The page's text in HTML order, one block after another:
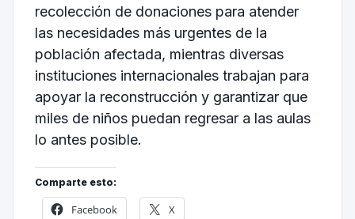
recolección de donaciones para atender
las necesidades más urgentes de la
población afectada, mientras diversas
instituciones internacionales trabajan para
apoyar la reconstrucción y garantizar que
miles de niños puedan regresar a las aulas
lo antes posible.
Comparte esto:
Facebook X